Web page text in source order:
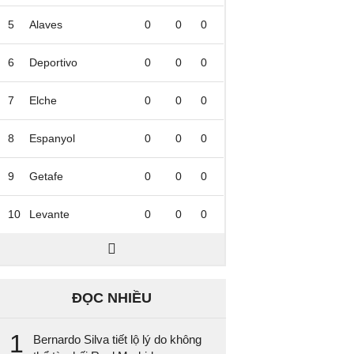
5 Alaves 0 0 0
6 Deportivo 0 0 0
7 Elche 0 0 0
8 Espanyol 0 0 0
9 Getafe 0 0 0
10 Levante 0 0 0
ĐỌC NHIỀU
1
Bernardo Silva tiết lộ lý do không